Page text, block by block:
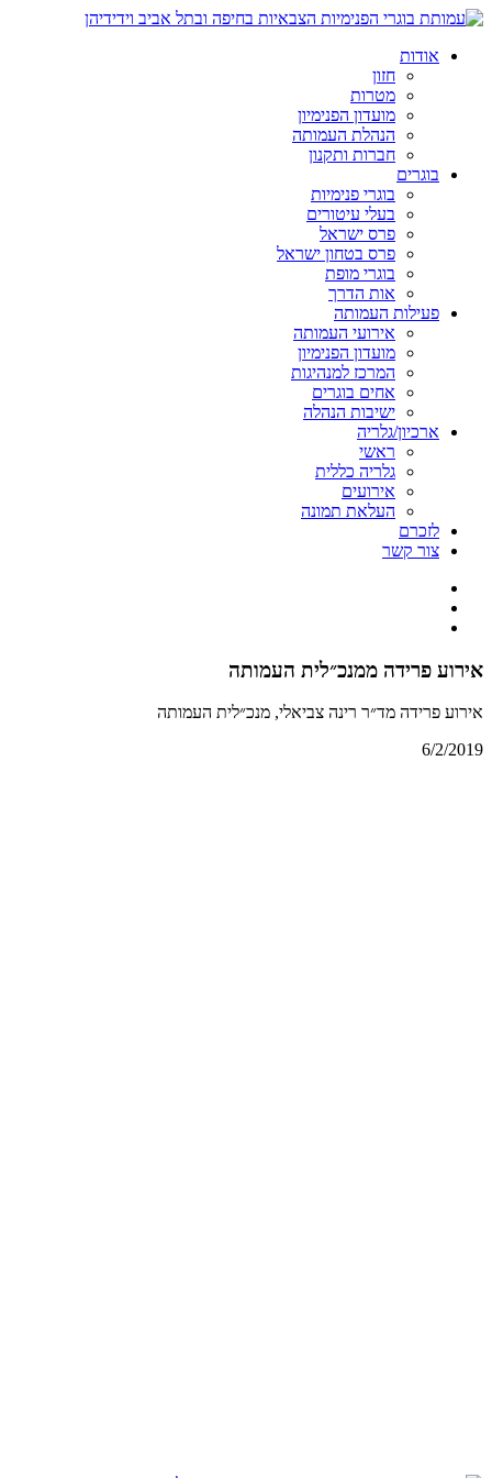
אודות
חזון
מטרות
מועדון הפנימיון
הנהלת העמותה
חברות ותקנון
בוגרים
בוגרי פנימיות
בעלי עיטורים
פרס ישראל
פרס בטחון ישראל
בוגרי מופת
אות הדרך
פעילות העמותה
אירועי העמותה
מועדון הפנימיון
המרכז למנהיגות
אחים בוגרים
ישיבות הנהלה
ארכיון/גלריה
ראשי
גלריה כללית
אירועים
העלאת תמונה
לזכרם
צור קשר
אירוע פרידה ממנכ״לית העמותה
אירוע פרידה מד״ר רינה צביאלי, מנכ״לית העמותה
6/2/2019